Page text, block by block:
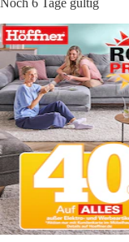
Noch 6 Tage gültig